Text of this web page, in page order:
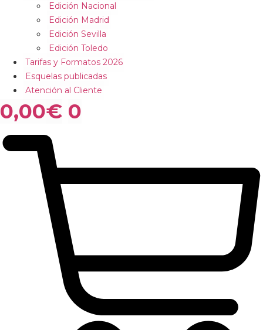
Edición Nacional
Edición Madrid
Edición Sevilla
Edición Toledo
Tarifas y Formatos 2026
Esquelas publicadas
Atención al Cliente
0,00€ 0